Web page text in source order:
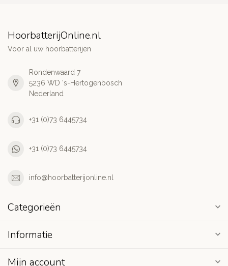
HoorbatterijOnline.nl
Voor al uw hoorbatterijen
Rondenwaard 7
5236 WD 's-Hertogenbosch
Nederland
+31 (0)73 6445734
+31 (0)73 6445734
info@hoorbatterijonline.nl
Categorieën
Informatie
Mijn account